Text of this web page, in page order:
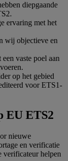
diepgaande
ervaring met het
wij objectieve en
vaste poel aan
op het gebied
voor ETS1-
EU ETS2
nieuwe
en verificatie
helpen